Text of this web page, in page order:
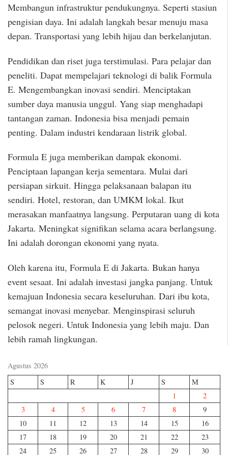
Membangun infrastruktur pendukungnya. Seperti stasiun
pengisian daya. Ini adalah langkah besar menuju masa
depan. Transportasi yang lebih hijau dan berkelanjutan.
Pendidikan dan riset juga terstimulasi. Para pelajar dan
peneliti. Dapat mempelajari teknologi di balik Formula
E. Mengembangkan inovasi sendiri. Menciptakan
sumber daya manusia unggul. Yang siap menghadapi
tantangan zaman. Indonesia bisa menjadi pemain
penting. Dalam industri kendaraan listrik global.
Formula E juga memberikan dampak ekonomi.
Penciptaan lapangan kerja sementara. Mulai dari
persiapan sirkuit. Hingga pelaksanaan balapan itu
sendiri. Hotel, restoran, dan UMKM lokal. Ikut
merasakan manfaatnya langsung. Perputaran uang di kota
Jakarta. Meningkat signifikan selama acara berlangsung.
Ini adalah dorongan ekonomi yang nyata.
Oleh karena itu, Formula E di Jakarta. Bukan hanya
event sesaat. Ini adalah investasi jangka panjang. Untuk
kemajuan Indonesia secara keseluruhan. Dari ibu kota,
semangat inovasi menyebar. Menginspirasi seluruh
pelosok negeri. Untuk Indonesia yang lebih maju. Dan
lebih ramah lingkungan.
Agustus 2026
S
S R K J S
M
1
2
3
4 5 6 7 8
9
10
11 12 13 14 15
16
17
18 19 20 21 22
23
24
25 26 27 28 29
30